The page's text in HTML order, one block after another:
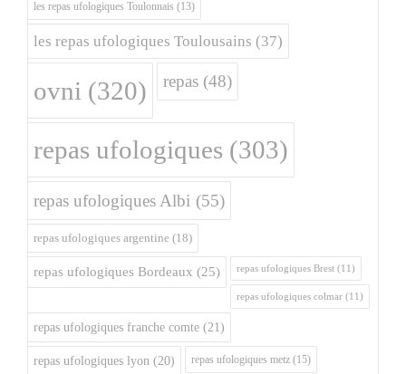
les repas ufologiques Toulonnais (13)
les repas ufologiques Toulousains (37)
ovni (320) repas (48)
repas ufologiques (303)
repas ufologiques Albi (55)
repas ufologiques argentine (18)
repas ufologiques Bordeaux (25) repas ufologiques Brest (11)
repas ufologiques colmar (11)
repas ufologiques franche comte (21)
repas ufologiques lyon (20) repas ufologiques metz (15)